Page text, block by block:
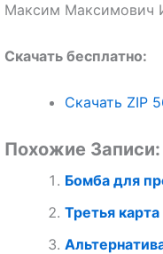
Максим Максимович
Скачать бесплатно:
Скачать ZIP
Похожие Записи:
Бомба для
Третья